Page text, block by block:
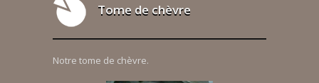
Tome de chèvre
Notre tome de chèvre.